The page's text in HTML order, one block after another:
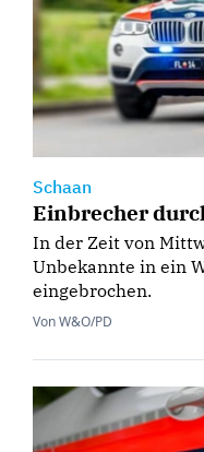
Schaan
Einbrecher
In der Zeit von
Unbekannte in ein
eingebrochen.
Von W&O/PD